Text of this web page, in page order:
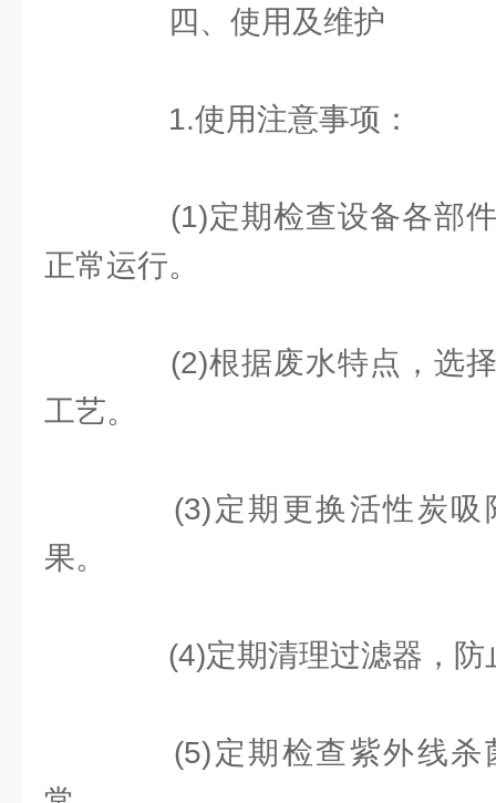
四、使用及维护
1.使用注意事项：
(1)定期检查设备各部件
正常运行。
(2)根据废水特点，选择
工艺。
(3)定期更换活性炭吸
果。
(4)定期清理过滤器，防
(5)定期检查紫外线杀